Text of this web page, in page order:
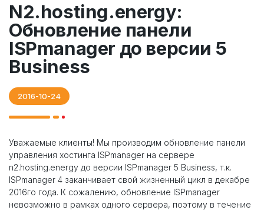
N2.hosting.energy:
Обновление панели
ISPmanager до версии 5
Business
2016-10-24
Уважаемые клиенты! Мы производим обновление панели
управления хостинга ISPmanager на сервере
n2.hosting.energy до версии ISPmanager 5 Business, т.к.
ISPmanager 4 заканчивает свой жизненный цикл в декабре
2016го года. К сожалению, обновление ISPmanager
невозможно в рамках одного сервера, поэтому в течение